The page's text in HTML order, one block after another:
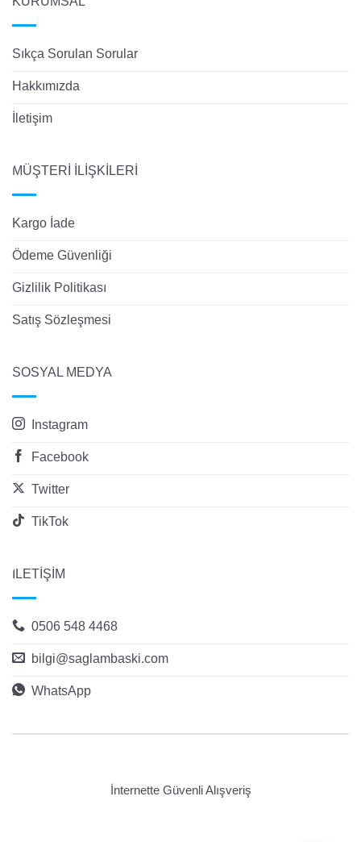
Sıkça Sorulan Sorular
Hakkımızda
İletişim
MÜŞTERİ İLİŞKİLERİ
Kargo İade
Ödeme Güvenliği
Gizlilik Politikası
Satış Sözleşmesi
SOSYAL MEDYA
Instagram
Facebook
Twitter
TikTok
İLETİŞİM
0506 548 4468
bilgi@saglambaski.com
WhatsApp
İnternette Güvenli Alışveriş